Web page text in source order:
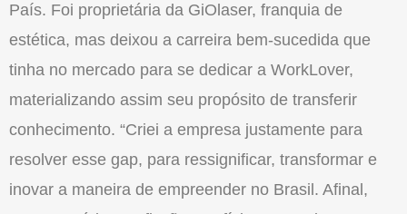
País. Foi proprietária da GiOlaser, franquia de
estética, mas deixou a carreira bem-sucedida que
tinha no mercado para se dedicar a WorkLover,
materializando assim seu propósito de transferir
conhecimento. “Criei a empresa justamente para
resolver esse gap, para ressignificar, transformar e
inovar a maneira de empreender no Brasil. Afinal,